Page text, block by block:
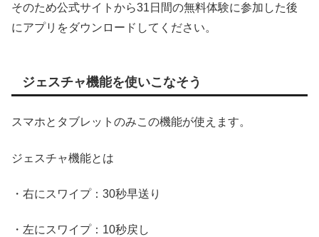
そのため公式サイトから31日間の無料体験に参加した後
にアプリをダウンロードしてください。
ジェスチャ機能を使いこなそう
スマホとタブレットのみこの機能が使えます。
ジェスチャ機能とは
・右にスワイプ：30秒早送り
・左にスワイプ：10秒戻し